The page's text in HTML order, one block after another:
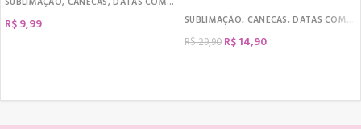
R$9,99 SUBLIMAÇÃO, CANECAS,DATAS COMEMORATIVAS
R$29,90 R$14,90